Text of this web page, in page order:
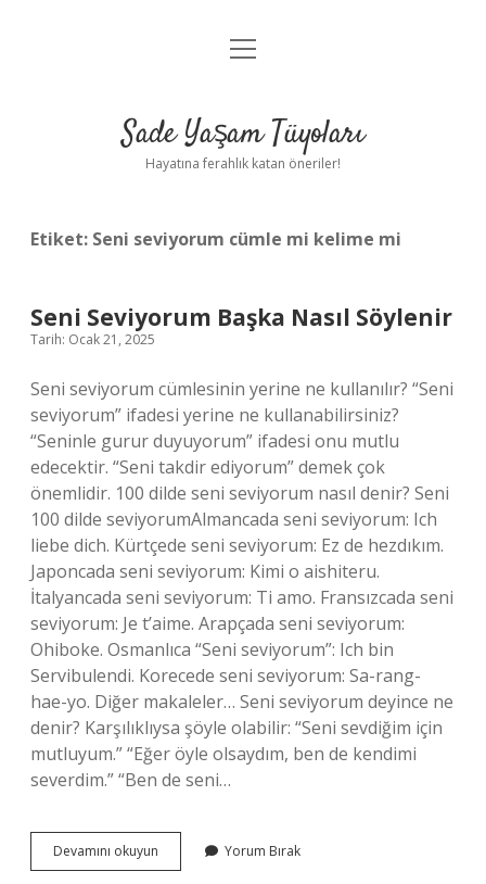
Anasayfa
Yasal Uyarı
menüyü
Sade Yaşam Tüyoları
Hayatına ferahlık katan öneriler!
Etiket: Seni seviyorum cümle mi kelime mi
Seni Seviyorum Başka Nasıl Söylenir
Tarih: Ocak 21, 2025
Seni seviyorum cümlesinin yerine ne kullanılır? “Seni
seviyorum” ifadesi yerine ne kullanabilirsiniz?
“Seninle gurur duyuyorum” ifadesi onu mutlu
edecektir. “Seni takdir ediyorum” demek çok
önemlidir. 100 dilde seni seviyorum nasıl denir? Seni
100 dilde seviyorumAlmancada seni seviyorum: Ich
liebe dich. Kürtçede seni seviyorum: Ez de hezdıkım.
Japoncada seni seviyorum: Kimi o aishiteru.
İtalyancada seni seviyorum: Ti amo. Fransızcada seni
seviyorum: Je t’aime. Arapçada seni seviyorum:
Ohiboke. Osmanlıca “Seni seviyorum”: Ich bin
Servibulendi. Korecede seni seviyorum: Sa-rang-
hae-yo. Diğer makaleler… Seni seviyorum deyince ne
denir? Karşılıklıysa şöyle olabilir: “Seni sevdiğim için
mutluyum.” “Eğer öyle olsaydım, ben de kendimi
severdim.” “Ben de seni…
Devamını okuyun
Seviyorum
Yorum Bırak